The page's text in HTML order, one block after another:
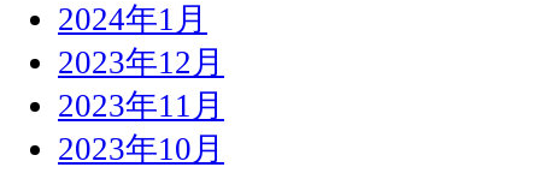
2024年1月
2023年12月
2023年11月
2023年10月